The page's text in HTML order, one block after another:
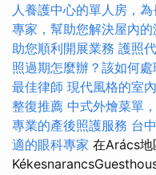
人養護中心的單人房，
專家，幫助您解決屋內的
助您順利開展業務 護照
照過期怎麼辦？該如何處
最佳律師 現代風格的室
整復推薦 中式外燴菜單
專業的產後照護服務 台
適的眼科專家 在Arács地